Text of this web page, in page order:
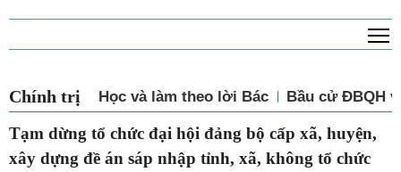
Chính trị Học và làm theo lời Bác Bầu cử
Tạm dừng tổ chức đại hội đảng bộ cấp xã,
huyện, xây dựng đề án sáp nhập tỉnh, xã,